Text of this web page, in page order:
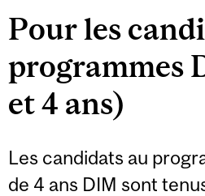
Pour les
programmes
et 4 ans)
Les candidats au
de 4 ans DIM sont